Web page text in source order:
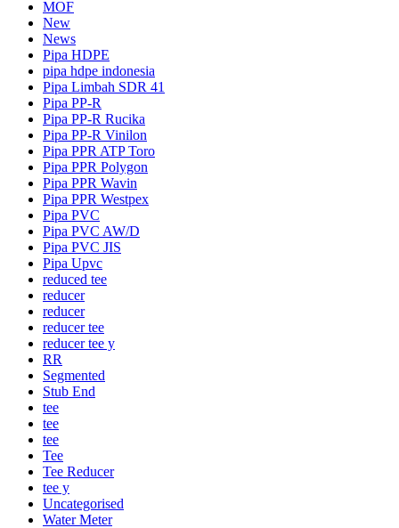
MOF
New
News
Pipa HDPE
pipa hdpe indonesia
Pipa Limbah SDR 41
Pipa PP-R
Pipa PP-R Rucika
Pipa PP-R Vinilon
Pipa PPR ATP Toro
Pipa PPR Polygon
Pipa PPR Wavin
Pipa PPR Westpex
Pipa PVC
Pipa PVC AW/D
Pipa PVC JIS
Pipa Upvc
reduced tee
reducer
reducer
reducer tee
reducer tee y
RR
Segmented
Stub End
tee
tee
tee
Tee
Tee Reducer
tee y
Uncategorised
Water Meter